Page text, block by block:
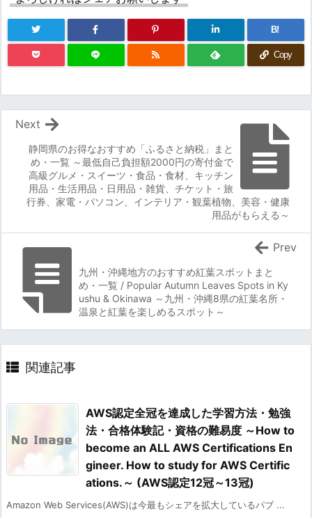
B!
Copy
静岡県のお得なおすすめ「ふるさと納税」まと
め・一覧 ～最低自己負担額2000円の寄付金で
高級グルメ・スイーツ・食品・食材、キッチン
用品・生活用品・日用品・雑貨、チケット・旅
行券、家電・パソコン、インテリア・観葉植物、美容・健康
用品がもらえる～
Next
九州・沖縄地方のおすすめ紅葉スポットまと
め・一覧 / Popular Autumn Leaves Spots in Ky
ushu & Okinawa ～九州・沖縄8県の紅葉名所・
温泉と紅葉を楽しめるスポット～
Prev
関連記事
AWS認定全冠を達成した学習方法・勉強
法・合格体験記・資格の難易度 ～How to
become an ALL AWS Certifications En
gineer. How to study for AWS Certific
ations.～ (AWS認定12冠～13冠)
Amazon Web Services(AWS)は今最もシェアを拡大しているパブ ...